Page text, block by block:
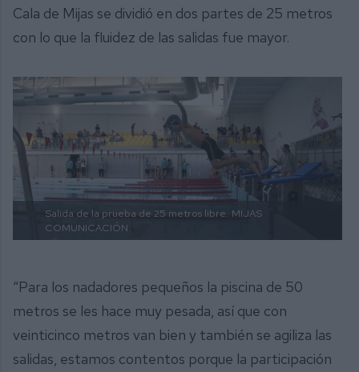
Cala de Mijas se dividió en dos partes de 25 metros
con lo que la fluidez de las salidas fue mayor.
Salida de la prueba de 25 metros libre. MIJAS
COMUNICACIÓN.
“Para los nadadores pequeños la piscina de 50
metros se les hace muy pesada, así que con
veinticinco metros van bien y también se agiliza las
salidas, estamos contentos porque la participación